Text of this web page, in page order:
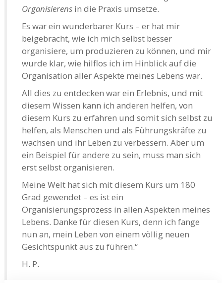
Organisierens in die Praxis umsetze.
Es war ein wunderbarer Kurs – er hat mir
beigebracht, wie ich mich selbst besser
organisiere, um produzieren zu können, und mir
wurde klar, wie hilflos ich im Hinblick auf die
Organisation aller Aspekte meines Lebens war.
All dies zu entdecken war ein Erlebnis, und mit
diesem Wissen kann ich anderen helfen, von
diesem Kurs zu erfahren und somit sich selbst zu
helfen, als Menschen und als Führungskräfte zu
wachsen und ihr Leben zu verbessern. Aber um
ein Beispiel für andere zu sein, muss man sich
erst selbst organisieren.
Meine Welt hat sich mit diesem Kurs um 180
Grad gewendet – es ist ein
Organisierungsprozess in allen Aspekten meines
Lebens. Danke für diesen Kurs, denn ich fange
nun an, mein Leben von einem völlig neuen
Gesichtspunkt aus zu führen.“
H. P.